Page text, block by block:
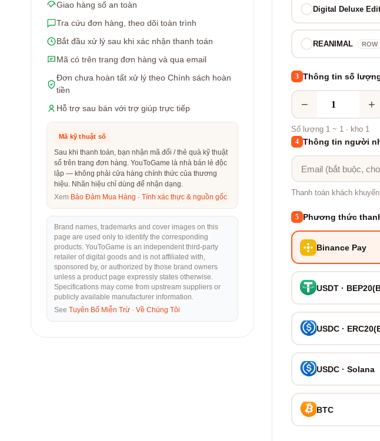
Giao hàng số an toàn
Tra cứu đơn hàng, theo dõi toàn trình
Bắt đầu xử lý sau khi xác nhận thanh toán
Mã có trên trang đơn hàng và qua email
Đơn chưa hoàn tất xử lý theo Chính sách hoàn
tiền
Hỗ trợ sau bán với trợ giúp trực tiếp
Mã kỹ thuật số
Sau khi thanh toán, bạn nhận mã đổi / thẻ quà kỹ thuật
số trên trang đơn hàng. YouToGame là nhà bán lẻ độc
lập — không phải cửa hàng chính thức của thương
hiệu. Nhãn hiệu chỉ dùng để nhận dạng.
Xem Bảo Đảm Mua Hàng · Tính xác thực & nguồn gốc
Brand names, trademarks and cover images on this
page are used only to identify the corresponding
products. YouToGame is an independent third-party
retailer of digital goods and is not affiliated with,
sponsored by, or authorized by those brand owners
unless a product page expressly states otherwise.
Specifications may come from upstream suppliers or
publicly available manufacturer information.
See Tuyên Bố Miễn Trừ · Về Chúng Tôi
Digital Deluxe
REANIMAL ROW
3 Thông tin số
− +
Số lượng 1 ~ 1 · kho 1
4 Thông tin người
Thanh toán khách
5 Phương thức
Binance Pay
USDT ·
USDC ·
USDC · Solana
BTC